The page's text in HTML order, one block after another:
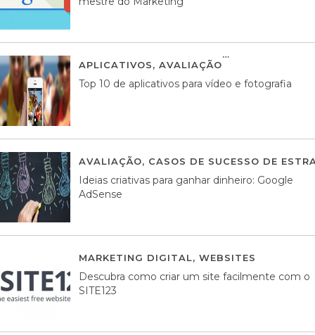
APLICATIVOS, AVALIAÇÃO
Top 10 de aplicativos para vídeo e fotografia
AVALIAÇÃO, CASOS DE SUCESSO DE
Ideias criativas para ganhar dinheiro: Google
AdSense
MARKETING DIGITAL, WEBSITES
Descubra como criar um site facilmente com o
SITE123